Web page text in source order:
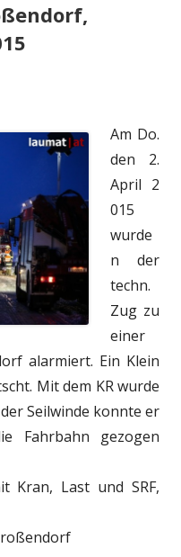
Am Do.
den 2.
April 2
015
wurde
n der
techn.
Zug zu
einer
alarmiert. Ein Klein
Mit dem KR wurde
Seilwinde konnte er
Fahrbahn gezogen
Kran, Last und SRF,